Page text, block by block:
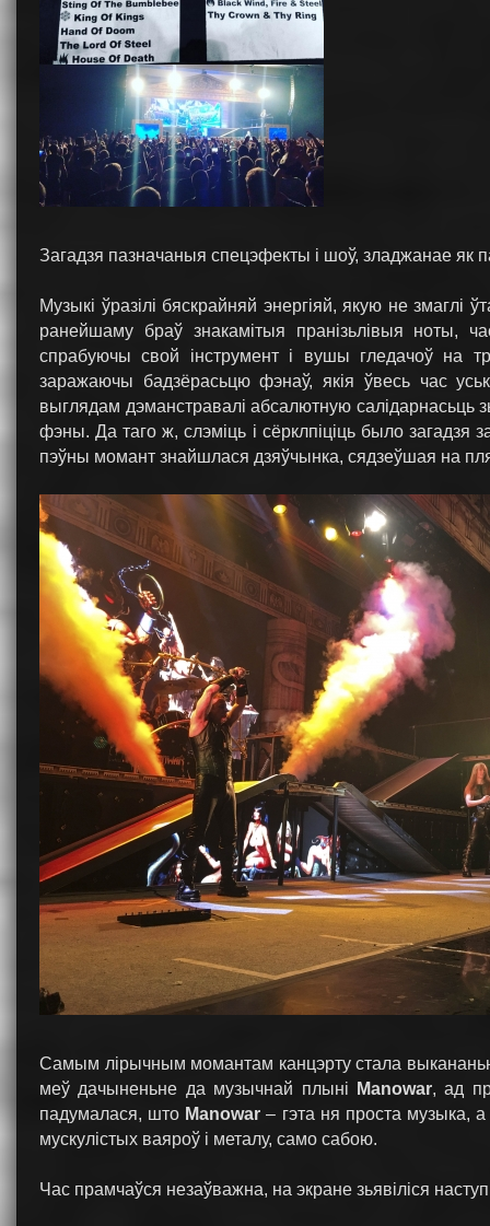
Загадзя пазначаныя спецэфекты і шоў, зладжанае як
Музыкі ўразілі бяскрайняй энергіяй, якую не
ранейшаму браў знакамітыя пранізьлівыя ноты,
спрабуючы свой інструмент і вушы гледачоў на
заражаючы бадзёрасьцю фэнаў, якія ўвесь час
выглядам дэманстравалі абсалютную
фэны. Да таго ж, слэміць і сёрклпіціць было загадзя
пэўны момант знайшлася дзяўчынка, сядзеўшая на
Самым лірычным момантам канцэрту стала
меў дачыненьне да музычнай плыні
Manowar, ад
падумалася, што Manowar – гэта ня проста музыка, а
мускулістых ваяроў і металу, само сабою.
Час прамчаўся незаўважна, на экране зьявіліся